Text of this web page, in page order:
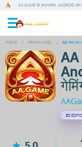
AA.GAME ऐप डाउनलोड: ANDROID और
HOME / नवीनतम अपडेट / AA गेम्स
AA
#2